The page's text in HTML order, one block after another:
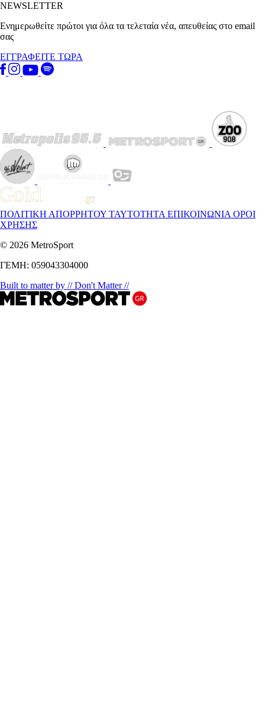
NEWSLETTER
Ενημερωθείτε πρώτοι για όλα τα τελεταία νέα, απευθείας στο email
σας
ΕΓΓΡΑΦΕΙΤΕ ΤΩΡΑ
ΠΟΛΙΤΙΚΗ ΑΠΟΡΡΗΤΟΥ ΤΑΥΤΟΤΗΤΑ ΕΠΙΚΟΙΝΩΝΙΑ ΟΡΟΙ
ΧΡΗΣΗΣ
© 2026 MetroSport
ΓΕΜΗ: 059043304000
Built to matter by // Don't Matter //